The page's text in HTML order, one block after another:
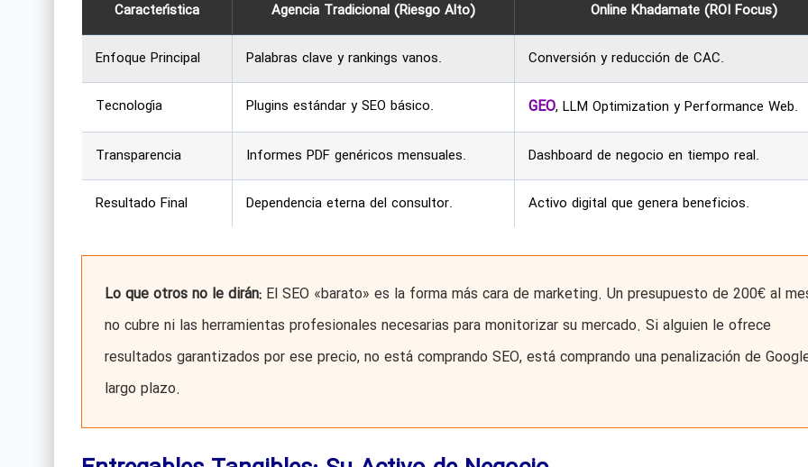
Característica Agencia Tradicional (Riesgo Alto) Online Khadamate (ROI Focus)
Enfoque Principal Palabras clave y rankings vanos. Conversión y reducción de CAC.
Tecnología Plugins estándar y SEO básico. GEO, LLM Optimization y Performance Web.
Transparencia Informes PDF genéricos mensuales. Dashboard de negocio en tiempo real.
Resultado Final Dependencia eterna del consultor. Activo digital que genera beneficios.
Lo que otros no le dirán:El SEO «barato» es la forma más cara de marketing. Un presupuesto de 200€ al
no cubre ni las herramientas profesionales necesarias para monitorizar su mercado. Si alguien le ofrece
resultados garantizados por ese precio, no está comprando SEO, está comprando una penalización de
largo plazo.